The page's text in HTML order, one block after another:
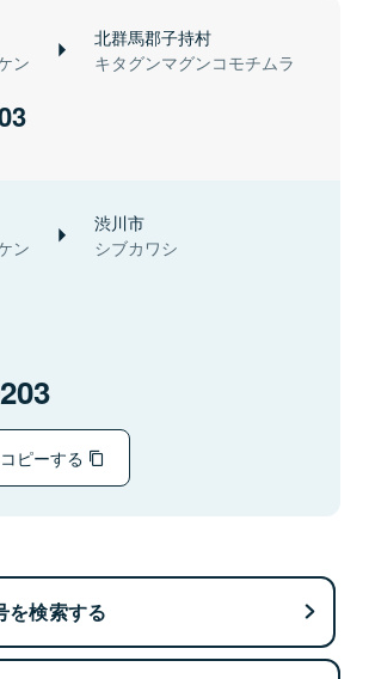
ン
北群馬郡子持村
キタグンマグンコモチムラ
ン
渋川市
シブカワシ
ピーする
を検索する